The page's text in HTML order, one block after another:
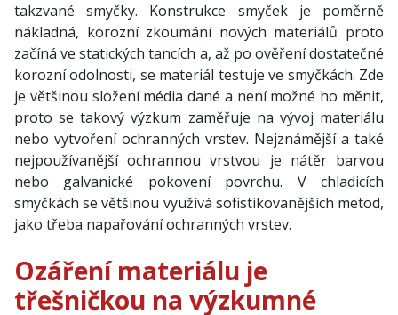
takzvané smyčky. Konstrukce smyček je poměrně
nákladná, korozní zkoumání nových materiálů proto
začíná ve statických tancích a, až po ověření dostatečné
korozní odolnosti, se materiál testuje ve smyčkách. Zde
je většinou složení média dané a není možné ho měnit,
proto se takový výzkum zaměřuje na vývoj materiálu
nebo vytvoření ochranných vrstev. Nejznámější a také
nejpoužívanější ochrannou vrstvou je nátěr barvou
nebo galvanické pokovení povrchu. V chladicích
smyčkách se většinou využívá sofistikovanějších metod,
jako třeba napařování ochranných vrstev.
Ozáření materiálu je
třešničkou na výzkumné